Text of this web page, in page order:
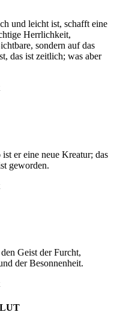
und leicht ist, schafft eine
Herrlichkeit,
sondern auf das
das ist zeitlich; was aber
er eine neue Kreatur; das
geworden.
Geist der Furcht,
der Besonnenheit.
LUT